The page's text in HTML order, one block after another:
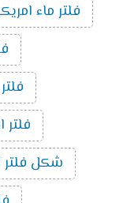
فلتر ماء امريكي 7
فلتر
شكل فلتر 7 مراحل